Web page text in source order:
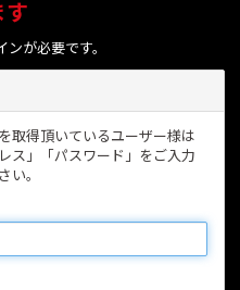
す
が必要です。
取得頂いているユーザー様は
ス」「パスワード」をご入力
い。